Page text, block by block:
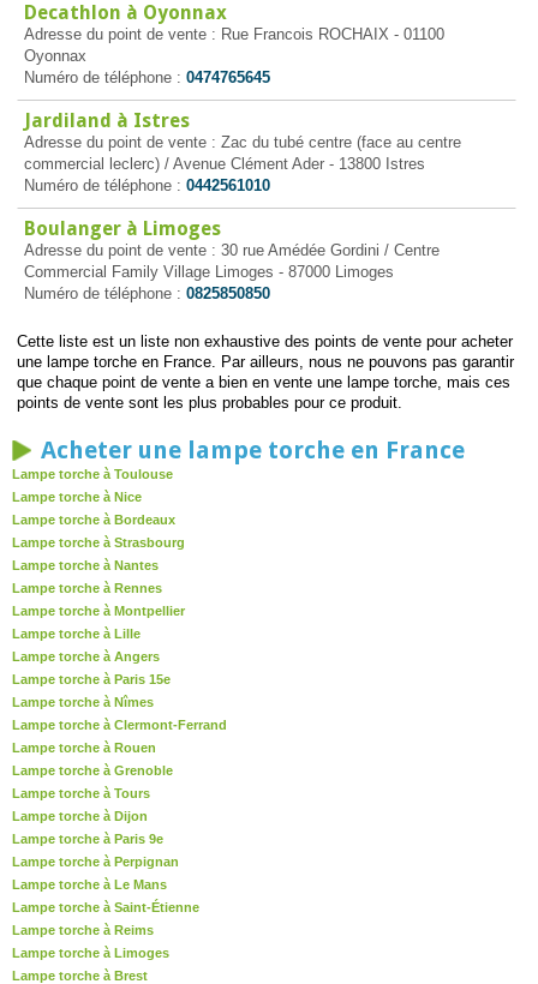
Decathlon à Oyonnax
Adresse du point de vente : Rue Francois ROCHAIX - 01100
Oyonnax
Numéro de téléphone : 0474765645
Jardiland à Istres
Adresse du point de vente : Zac du tubé centre (face au centre
commercial leclerc) / Avenue Clément Ader - 13800 Istres
Numéro de téléphone : 0442561010
Boulanger à Limoges
Adresse du point de vente : 30 rue Amédée Gordini / Centre
Commercial Family Village Limoges - 87000 Limoges
Numéro de téléphone : 0825850850
Cette liste est un liste non exhaustive des points de vente pour acheter
une lampe torche en France. Par ailleurs, nous ne pouvons pas garantir
que chaque point de vente a bien en vente une lampe torche, mais ces
points de vente sont les plus probables pour ce produit.
Acheter une lampe torche en France
Lampe torche à Toulouse
Lampe torche à Nice
Lampe torche à Bordeaux
Lampe torche à Strasbourg
Lampe torche à Nantes
Lampe torche à Rennes
Lampe torche à Montpellier
Lampe torche à Lille
Lampe torche à Angers
Lampe torche à Paris 15e
Lampe torche à Nîmes
Lampe torche à Clermont-Ferrand
Lampe torche à Rouen
Lampe torche à Grenoble
Lampe torche à Tours
Lampe torche à Dijon
Lampe torche à Paris 9e
Lampe torche à Perpignan
Lampe torche à Le Mans
Lampe torche à Saint-Étienne
Lampe torche à Reims
Lampe torche à Limoges
Lampe torche à Brest